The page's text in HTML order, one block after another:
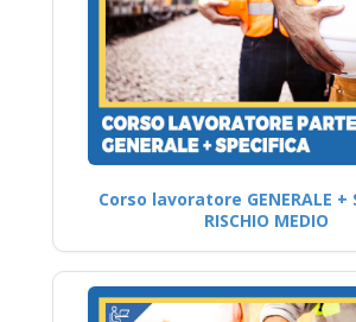
Corso lavoratore GENERALE +
RISCHIO MEDIO